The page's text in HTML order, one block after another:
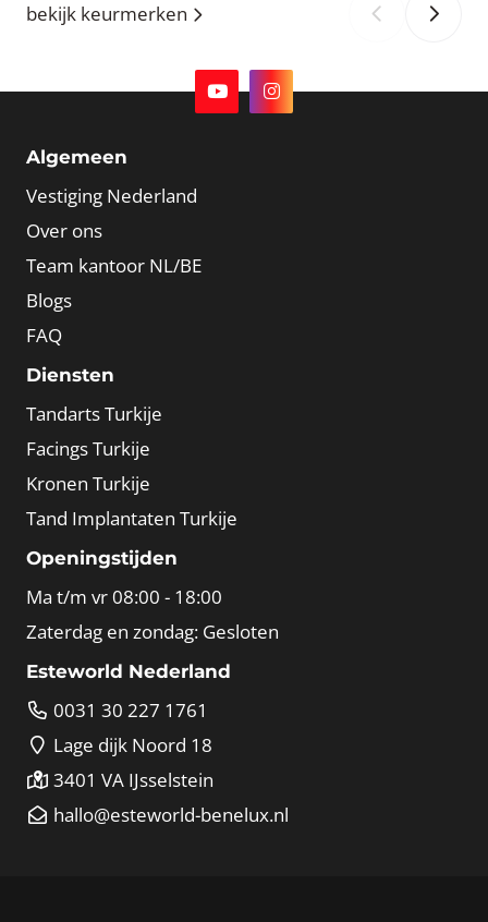
bekijk keurmerken ‹ ›
Algemeen
Vestiging Nederland
Over ons
Team kantoor NL/BE
Blogs
FAQ
Diensten
Tandarts Turkije
Facings Turkije
Kronen Turkije
Tand Implantaten Turkije
Openingstijden
Ma t/m vr 08:00 - 18:00
Zaterdag en zondag: Gesloten
Esteworld Nederland
0031 30 227 1761
Lage dijk Noord 18
3401 VA IJsselstein
hallo@esteworld-benelux.nl